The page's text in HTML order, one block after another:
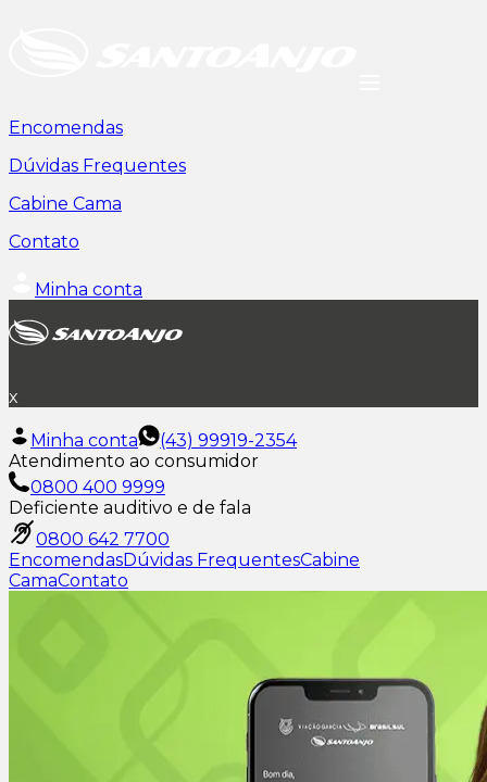
Encomendas
Dúvidas Frequentes
Cabine Cama
Contato
Minha conta
x
Minha conta
(43) 99919-2354
Atendimento ao consumidor
0800 400 9999
Deficiente auditivo e de fala
0800 642 7700
EncomendasDúvidas FrequentesCabine
CamaContato